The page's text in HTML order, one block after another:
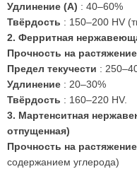
Удлинение (А) : 40–60%
Твёрдость : 150–200 HV
2. Ферритная
Прочность на растяжение
Предел текучести :
Удлинение : 20–30%
Твёрдость : 160–220 HV.
3. Мартенситная
отпущенная)
Прочность на растяжение
содержанием углерода)